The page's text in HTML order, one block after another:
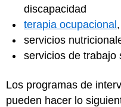
discapacidad
terapia ocupacional ,
servicios
servicios de trabajo
Los programas de
pueden hacer lo